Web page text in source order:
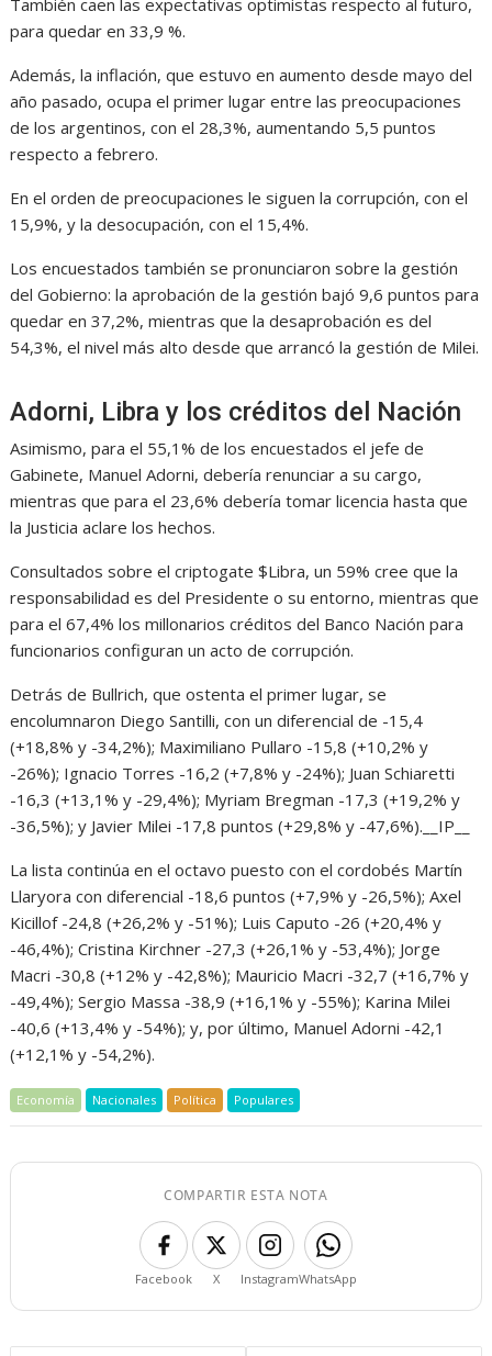
para quedar en 33,9 %.
Además, la inflación, que estuvo en aumento desde mayo del
año pasado, ocupa el primer lugar entre las preocupaciones
de los argentinos, con el 28,3%, aumentando 5,5 puntos
respecto a febrero.
En el orden de preocupaciones le siguen la corrupción, con el
15,9%, y la desocupación, con el 15,4%.
Los encuestados también se pronunciaron sobre la gestión
del Gobierno: la aprobación de la gestión bajó 9,6 puntos para
quedar en 37,2%, mientras que la desaprobación es del
54,3%, el nivel más alto desde que arrancó la gestión de Milei.
Adorni, Libra y los créditos del Nación
Asimismo, para el 55,1% de los encuestados el jefe de
Gabinete, Manuel Adorni, debería renunciar a su cargo,
mientras que para el 23,6% debería tomar licencia hasta que
la Justicia aclare los hechos.
Consultados sobre el criptogate $Libra, un 59% cree que la
responsabilidad es del Presidente o su entorno, mientras que
para el 67,4% los millonarios créditos del Banco Nación para
funcionarios configuran un acto de corrupción.
Detrás de Bullrich, que ostenta el primer lugar, se
encolumnaron Diego Santilli, con un diferencial de -15,4
(+18,8% y -34,2%); Maximiliano Pullaro -15,8 (+10,2% y
-26%); Ignacio Torres -16,2 (+7,8% y -24%); Juan Schiaretti
-16,3 (+13,1% y -29,4%); Myriam Bregman -17,3 (+19,2% y
-36,5%); y Javier Milei -17,8 puntos (+29,8% y -47,6%).__IP__
La lista continúa en el octavo puesto con el cordobés Martín
Llaryora con diferencial -18,6 puntos (+7,9% y -26,5%); Axel
Kicillof -24,8 (+26,2% y -51%); Luis Caputo -26 (+20,4% y
-46,4%); Cristina Kirchner -27,3 (+26,1% y -53,4%); Jorge
Macri -30,8 (+12% y -42,8%); Mauricio Macri -32,7 (+16,7% y
-49,4%); Sergio Massa -38,9 (+16,1% y -55%); Karina Milei
-40,6 (+13,4% y -54%); y, por último, Manuel Adorni -42,1
(+12,1% y -54,2%).
Economía Nacionales Política Populares
COMPARTIR ESTA NOTA
Facebook X InstagramWhatsApp